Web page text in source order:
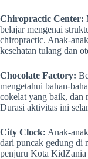
Chiropractic Center:
belajar mengenai
chiropractic. Anak-
kesehatan tulang dan
Chocolate Factory:
mengetahui bahan-
cokelat yang baik, dan
Durasi aktivitas ini
City Clock: Anak-
dari puncak gedung di
penjuru Kota KidZania